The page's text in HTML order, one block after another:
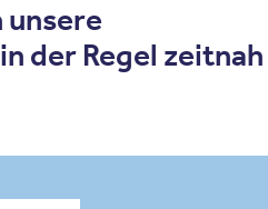
unsere
der Regel zeitnah